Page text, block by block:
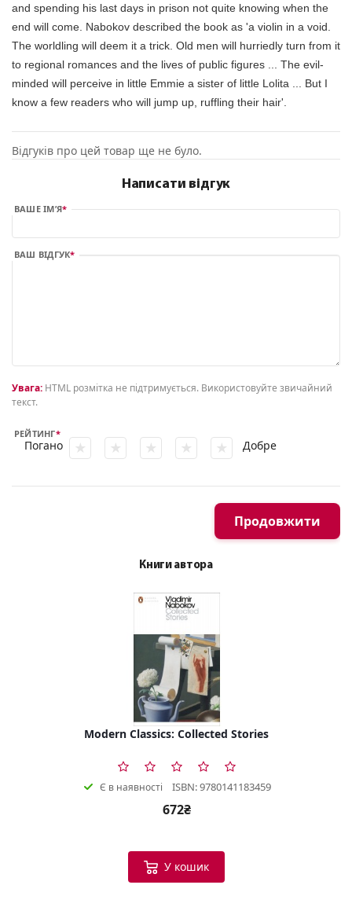
and spending his last days in prison not quite knowing when the
end will come. Nabokov described the book as 'a violin in a void.
The worldling will deem it a trick. Old men will hurriedly turn from it
to regional romances and the lives of public figures ... The evil-
minded will perceive in little Emmie a sister of little Lolita ... But I
know a few readers who will jump up, ruffling their hair'.
Відгуків про цей товар ще не було.
Написати відгук
ВАШЕ ІМ’Я
ВАШ ВІДГУК
Увага: HTML розмітка не підтримується. Використовуйте звичайний
текст.
РЕЙТИНГ
Погано Добре
Продовжити
Книги автора
Modern Classics: Collected Stories
Є в наявності ISBN: 9780141183459
672₴
У кошик